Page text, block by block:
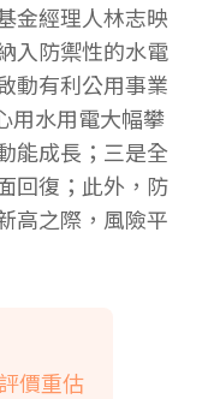
金經理人林志映
入防禦性的水電
動有利公用事業
用水用電大幅攀
能成長；三是全
回復；此外，防
高之際，風險平
價重估